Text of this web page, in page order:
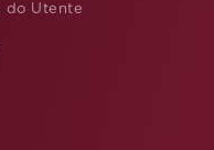
do Utente